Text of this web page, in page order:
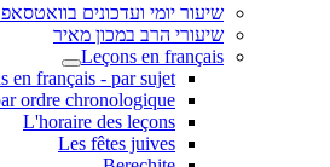
שיעור יומי ועדכונים
שיעורי הרב במכון מאיר
Leçons en français
en français - par sujet
ordre chronologique
L'horaire des leçons
Les fêtes juives